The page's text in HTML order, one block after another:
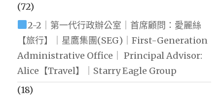
(72)
2-2｜第一代行政辦公室｜首席顧問：愛麗絲
【旅行】｜星鷹集團(SEG)｜First-Generation
Administrative Office｜ Principal Advisor:
Alice【Travel】｜Starry Eagle Group
(18)